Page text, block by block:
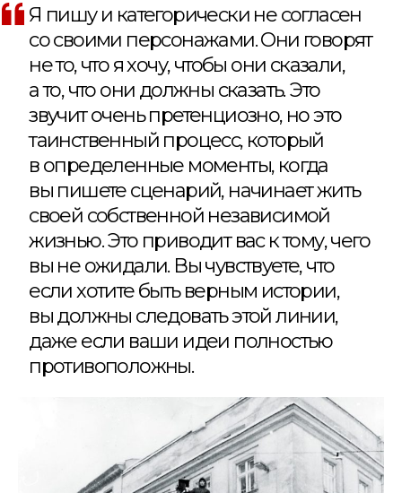
Я пишу и категорически не согласен
со своими персонажами. Они говорят
не то, что я хочу, чтобы они сказали,
а то, что они должны сказать. Это
звучит очень претенциозно, но это
таинственный процесс, который
в определенные моменты, когда
вы пишете сценарий, начинает жить
своей собственной независимой
жизнью. Это приводит вас к тому, чего
вы не ожидали. Вы чувствуете, что
если хотите быть верным истории,
вы должны следовать этой линии,
даже если ваши идеи полностью
противоположны.